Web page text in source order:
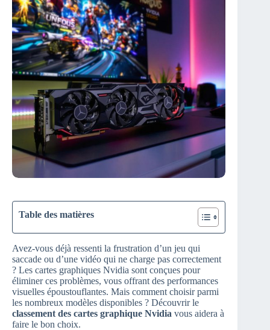
Table des matières
Avez-vous déjà ressenti la frustration d’un jeu qui
saccade ou d’une vidéo qui ne charge pas correctement
? Les cartes graphiques Nvidia sont conçues pour
éliminer ces problèmes, vous offrant des performances
visuelles époustouflantes. Mais comment choisir parmi
les nombreux modèles disponibles ? Découvrir le
classement des cartes graphique Nvidia vous aidera à
faire le bon choix.